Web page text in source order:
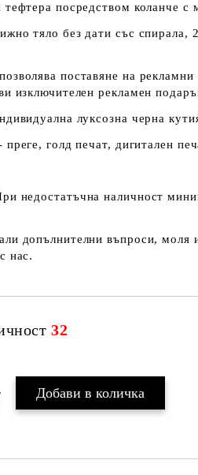
тефтера посредством коланче
тяло без дати със спирала,
поставяне на
изключителен рекламен
луксозна черна
голд печат, дигитален
недостатъчна наличност
допълнителни въпроси, моля
нас.
32